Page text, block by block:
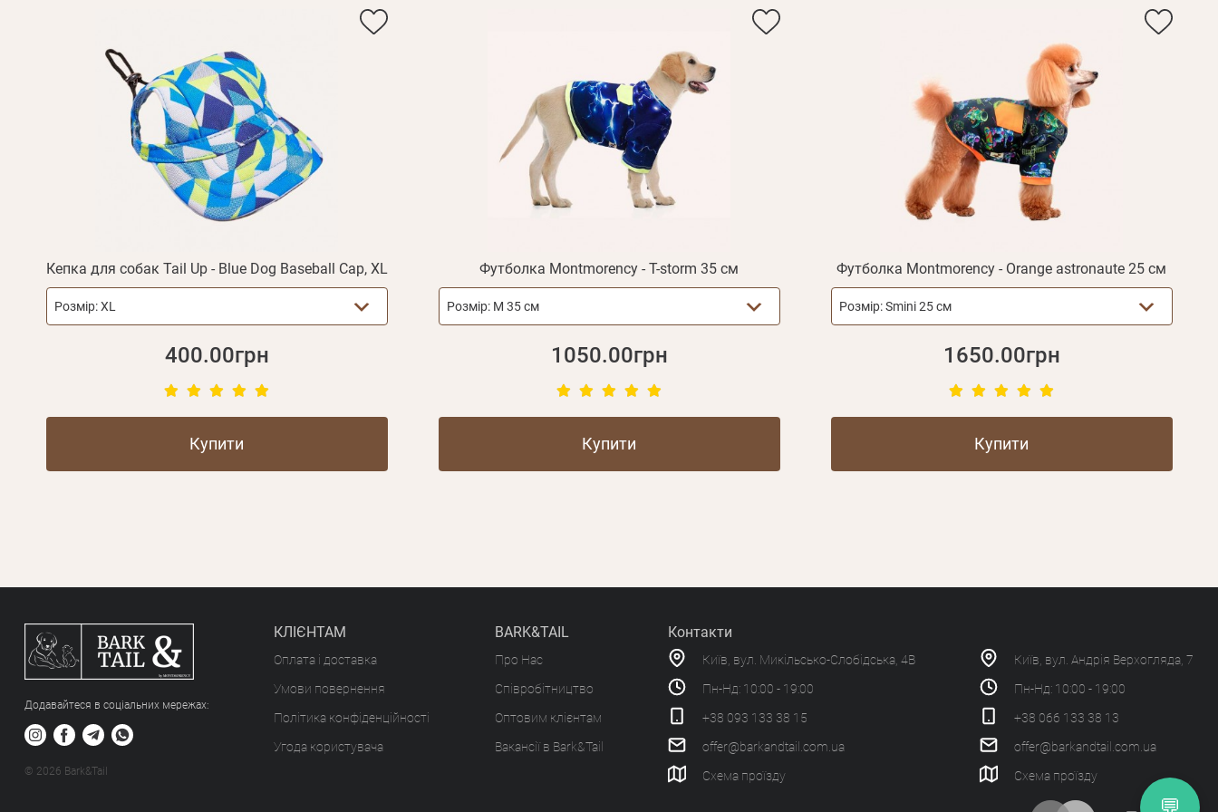
Кепка для собак Tail Up - Blue Dog Baseball Cap, XL
Розмір:XL
400.00грн
Купити
Футболка Montmorency - T-storm 35 см
Розмір: M 35 см
1050.00грн
Купити
Футболка Montmorency - Orange astronaute 25 см
Розмір:Smini 25 см
1650.00грн
Купити
Додавайтеся в соціальних мережах:
© 2026 Bark&Tail
КЛІЄНТАМ
Оплата і доставка
Умови повернення
Політика конфіденційності
Угода користувача
BARK&TAIL
Про Нас
Співробітництво
Оптовим клієнтам
Вакансії в Bark&Tail
Контакти
Київ, вул. Микільсько-Слобідська, 4В
Пн-Нд: 10:00 - 19:00
+38 093 133 38 15
offer@barkandtail.com.ua
Схема проїзду
Київ, вул. Андрія Верхогляда, 7
Пн-Нд: 10:00 - 19:00
+38 066 133 38 13
offer@barkandtail.com.ua
Схема проїзду